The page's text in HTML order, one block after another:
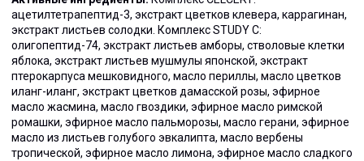
ацетилтетрапептид-3, экстракт цветков клевера, каррагинан,
экстракт листьев солодки. Комплекс STUDY C:
олигопептид-74, экстракт листьев амборы, стволовые клетки
яблока, экстракт листьев мушмулы японской, экстракт
птерокарпуса мешковидного, масло периллы, масло цветков
иланг-иланг, экстракт цветков дамасской розы, эфирное
масло жасмина, масло гвоздики, эфирное масло римской
ромашки, эфирное масло пальморозы, масло герани, эфирное
масло из листьев голубого эвкалипта, масло вербены
тропической, эфирное масло лимона, эфирное масло сладкого